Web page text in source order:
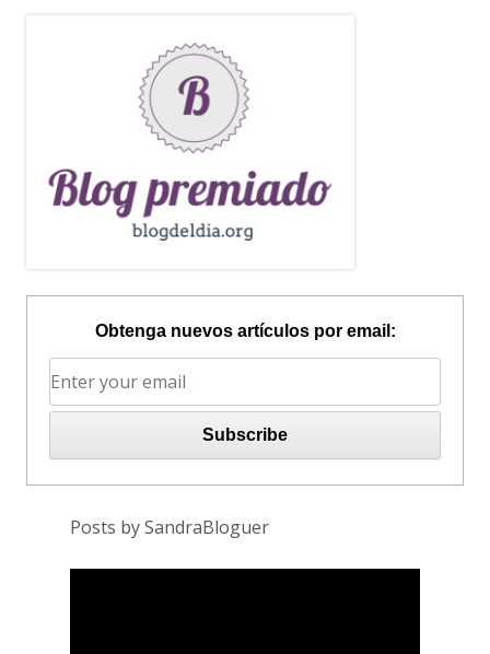
Obtenga nuevos artículos por email:
Posts by SandraBloguer